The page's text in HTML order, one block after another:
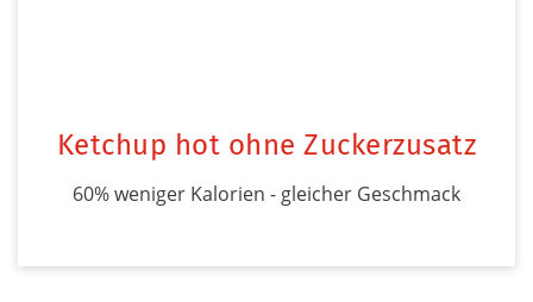
Ketchup hot ohne Zuckerzusatz
60% weniger Kalorien - gleicher Geschmack